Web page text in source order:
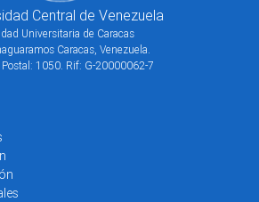
Central de Venezuela
Universitaria de Caracas
Caracas, Venezuela.
Postal: 1050. Rif: G-20000062-7